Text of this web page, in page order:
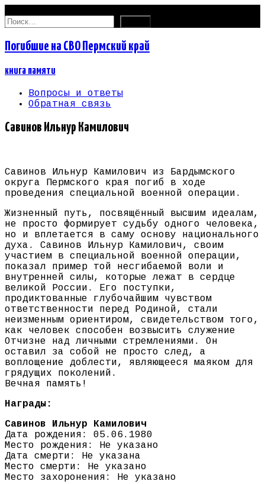
Найти:
Погибшие на СВО Пермский край
книга памяти
Вопросы и ответы
Обратная связь
Савинов Ильнур Камилович
Савинов Ильнур Камилович из Бардымского
округа Пермского края погиб в ходе
проведения специальной военной операции.
Жизненный путь, посвящённый высшим идеалам,
не просто формирует судьбу одного человека,
но и вплетается в саму основу национального
духа. Савинов Ильнур Камилович, своим
участием в специальной военной операции,
показал пример той несгибаемой воли и
внутренней силы, которые лежат в сердце
великой России. Его поступки,
продиктованные глубочайшим чувством
ответственности перед Родиной, стали
неизменным ориентиром, свидетельством того,
как человек способен возвысить служение
Отчизне над личными стремлениями. Он
оставил за собой не просто след, а
воплощение доблести, являющееся маяком для
грядущих поколений.
Вечная память!
Награды:
Савинов Ильнур Камилович
Дата рождения: 05.06.1980
Место рождения: Не указано
Дата смерти: Не указана
Место смерти: Не указано
Место захоронения: Не указано